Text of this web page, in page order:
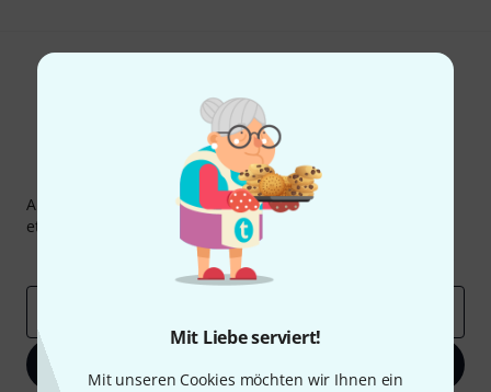
Mit Liebe serviert!
Mit unseren Cookies möchten wir Ihnen ein
Thomann Newsletter
Abonniere den Thomann Newsletter und gewinne mit
etwas Glück einen von
50 Gutscheinen
Inspirierende Beiträge